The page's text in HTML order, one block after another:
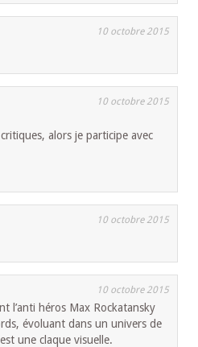
10 octobre 2015
10 octobre 2015
alors je participe avec
10 octobre 2015
10 octobre 2015
l’anti héros Max Rockatansky
évoluant dans un univers de
une claque visuelle.